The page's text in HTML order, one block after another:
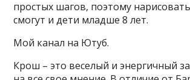
простых шагов, поэтому
смогут и дети младше 8 лет.
Мой канал на Ютуб.
Крош – это веселый и энергичный